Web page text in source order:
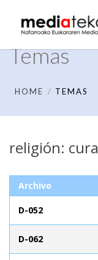
Temas
HOME TEMAS
religión:
Archivo
D-052
D-062